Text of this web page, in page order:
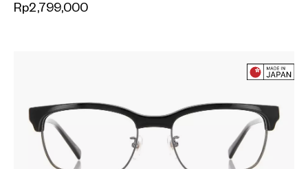
Rp2,799,000